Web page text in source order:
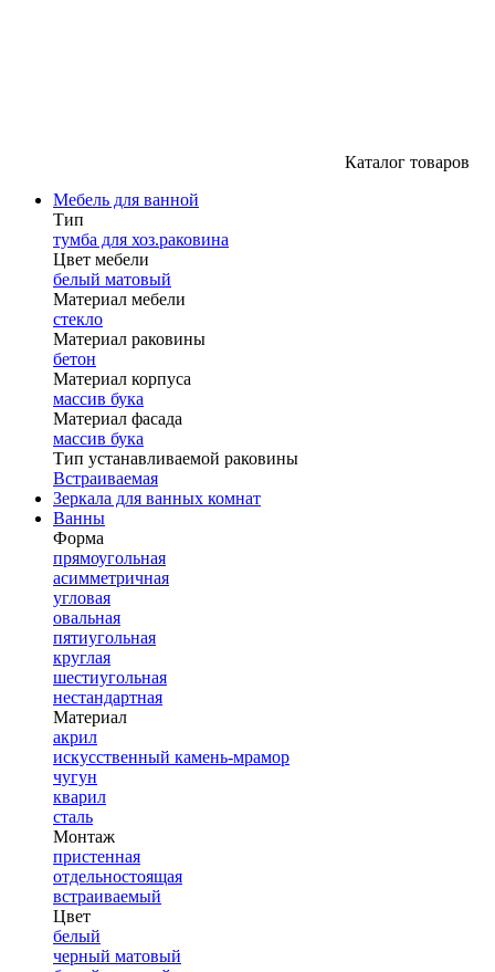
Каталог товаров
Мебель для ванной
Тип
тумба для хоз.раковина
Цвет мебели
белый матовый
Материал мебели
стекло
Материал раковины
бетон
Материал корпуса
массив бука
Материал фасада
массив бука
Тип устанавливаемой раковины
Встраиваемая
Зеркала для ванных комнат
Ванны
Форма
прямоугольная
асимметричная
угловая
овальная
пятиугольная
круглая
шестиугольная
нестандартная
Материал
акрил
искусственный камень-мрамор
чугун
кварил
сталь
Монтаж
пристенная
отдельностоящая
встраиваемый
Цвет
белый
черный матовый